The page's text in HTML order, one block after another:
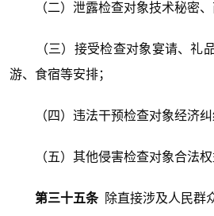
（二）泄露检查对象技术秘密、
（三）接受检查对象宴请、礼品
游、食宿等安排；
（四）违法干预检查对象经济纠
（五）其他侵害检查对象合法权
第三十五条 除直接涉及人民群